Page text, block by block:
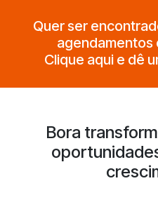
Quer ser
agendamentos
Clique aqui e dê
Bora